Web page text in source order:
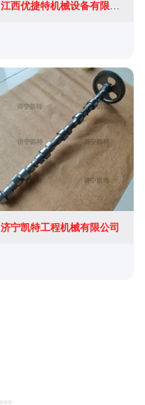
江西优捷特机械设备有限公司
济宁凯特工程机械有限公司